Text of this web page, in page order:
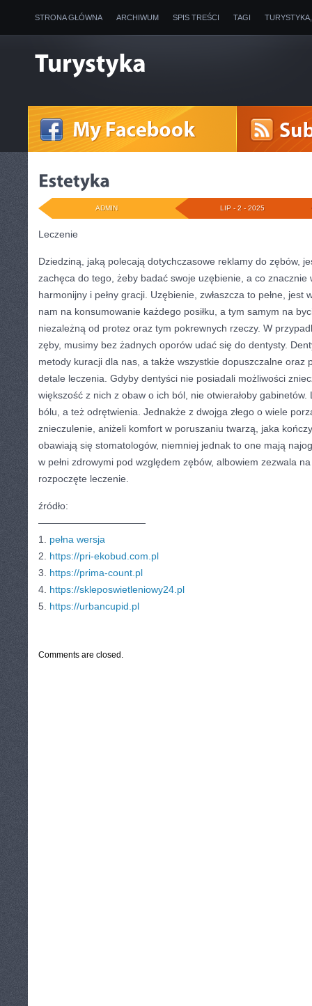
STRONA GŁÓWNA ARCHIWUM SPIS TREŚCI TAGI
LIP - 2 - 2025
ADMIN
Leczenie
Dziedziną, jaką polecają dotychczasowe reklamy do zębów,
zachęca do tego, żeby badać swoje uzębienie, a co znacznie
harmonijny i pełny gracji. Uzębienie, zwłaszcza to pełne, jest
nam na konsumowanie każdego posiłku, a tym samym na
niezależną od protez oraz tym pokrewnych rzeczy. W
zęby, musimy bez żadnych oporów udać się do dentysty.
metody kuracji dla nas, a także wszystkie dopuszczalne oraz
detale leczenia. Gdyby dentyści nie posiadali możliwości
większość z nich z obaw o ich ból, nie otwierałoby
bólu, a też odrętwienia. Jednakże z dwojga złego o wiele
znieczulenie, aniżeli komfort w poruszaniu twarzą, jaka
obawiają się stomatologów, niemniej jednak to one mają
w pełni zdrowymi pod względem zębów, albowiem zezwala
rozpoczęte leczenie.
źródło:
———————————
1. pełna wersja
2. https://pri-ekobud.com.pl
3. https://prima-count.pl
4. https://skleposwietleniowy24.pl
5. https://urbancupid.pl
Comments are closed.